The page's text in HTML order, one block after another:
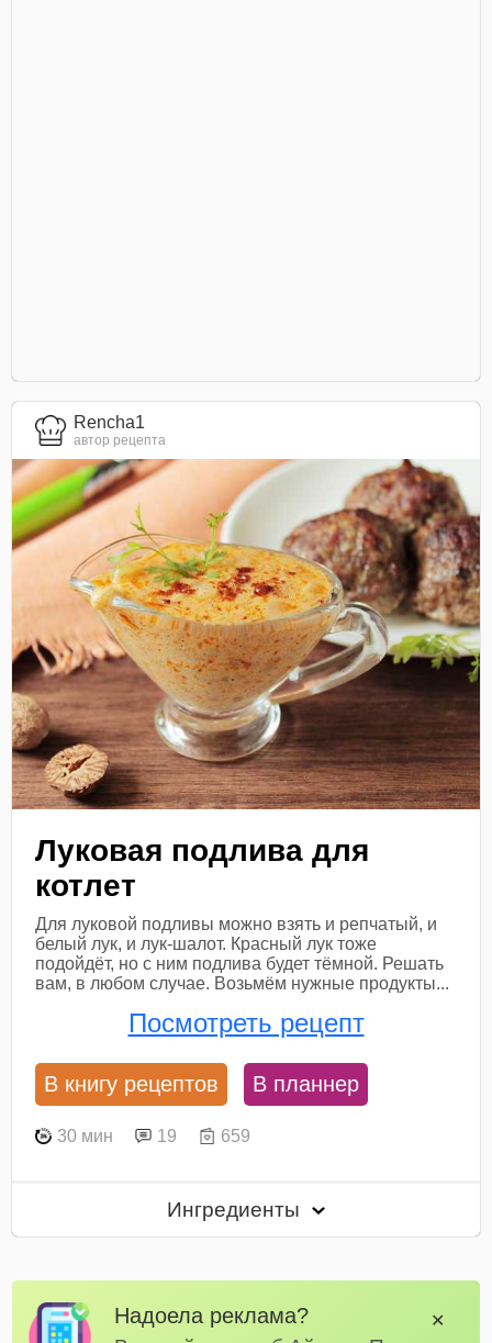
Rencha1
автор рецепта
Луковая подлива для
котлет
Для луковой подливы можно взять и репчатый, и
белый лук, и лук-шалот. Красный лук тоже
подойдёт, но с ним подлива будет тёмной. Решать
вам, в любом случае. Возьмём нужные продукты...
Посмотреть рецепт
В книгу рецептов В планнер
30 мин 19 659
Ингредиенты
Надоела реклама? ✕